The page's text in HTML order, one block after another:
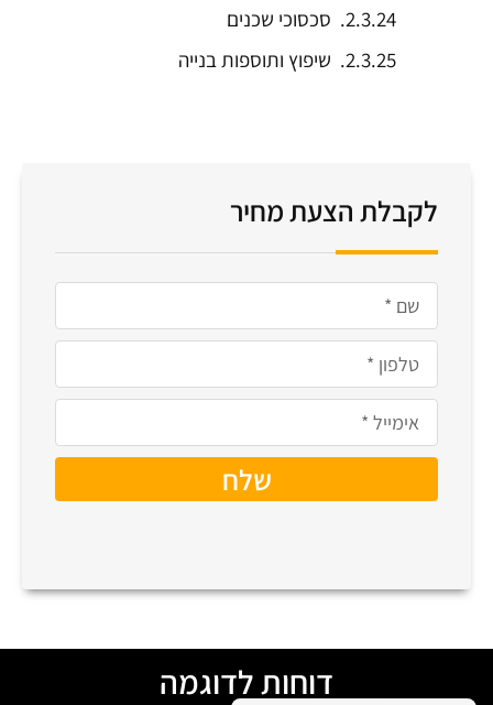
סכסוכי שכנים
שיפוץ ותוספות בנייה
לקבלת הצעת מחיר
שלח
דוחות לדוגמה